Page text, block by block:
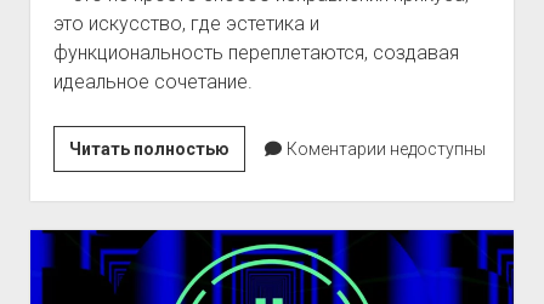
это искусство, где эстетика и
функциональность переплетаются, создавая
идеальное сочетание.
Читать полностьюЭстетика
и
функциональность:
идеальное
сочетание
Коментарии недоступны